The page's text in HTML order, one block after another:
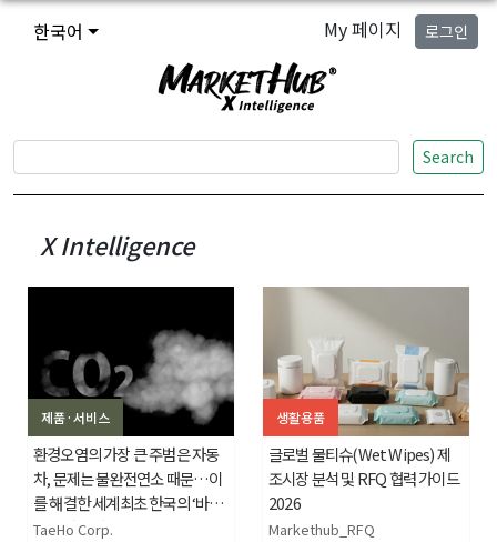
한국어 My 페이지 로그인
Search
X Intelligence
제품·서비스
환경오염의 가장 큰 주범은 자동
차, 문제는 불완전연소 때문…이
를 해결한 세계최초 한국의 ‘바이
오 세라믹 바’ – 에어로 88
TaeHo Corp.
생활용품
글로벌 물티슈(Wet Wipes) 제
조시장 분석 및 RFQ 협력 가이드
2026
Markethub_RFQ